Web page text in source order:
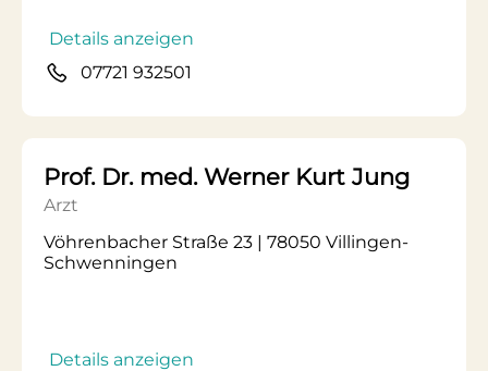
Details anzeigen
07721 932501
Prof. Dr. med. Werner Kurt Jung
Arzt
Vöhrenbacher Straße 23 | 78050 Villingen-
Schwenningen
Details anzeigen